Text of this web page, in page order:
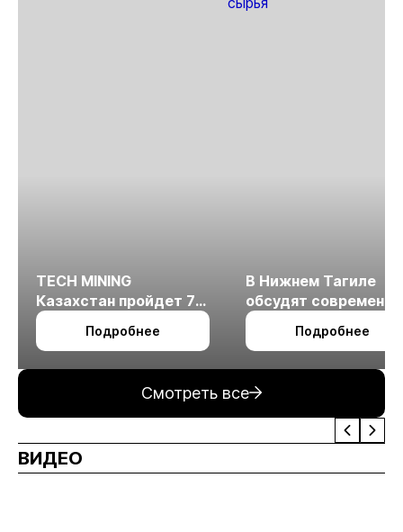
TECH MINING
Казахстан пройдет 7
октября в Алматы
Подробнее
В Нижнем Тагиле
обсудят
технологии
измельчения
Подробнее
Смотреть все
ВИДЕО